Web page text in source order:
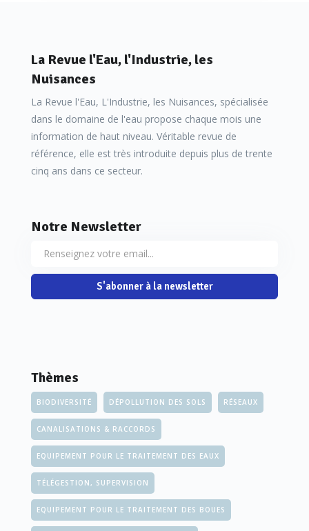
La Revue l'Eau, l'Industrie, les
Nuisances
La Revue l'Eau, L'Industrie, les Nuisances, spécialisée
dans le domaine de l'eau propose chaque mois une
information de haut niveau. Véritable revue de
référence, elle est très introduite depuis plus de trente
cinq ans dans ce secteur.
Notre Newsletter
S'abonner à la newsletter
Thèmes
BIODIVERSITÉ DÉPOLLUTION DES SOLS RÉSEAUX
CANALISATIONS & RACCORDS
EQUIPEMENT POUR LE TRAITEMENT DES EAUX
TÉLÉGESTION, SUPERVISION
EQUIPEMENT POUR LE TRAITEMENT DES BOUES